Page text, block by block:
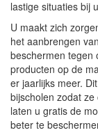
lastige situaties bij
U maakt zich
het aanbrengen
beschermen tegen
producten op de
er jaarlijks meer.
bijscholen zodat
laten u gratis de
beter te